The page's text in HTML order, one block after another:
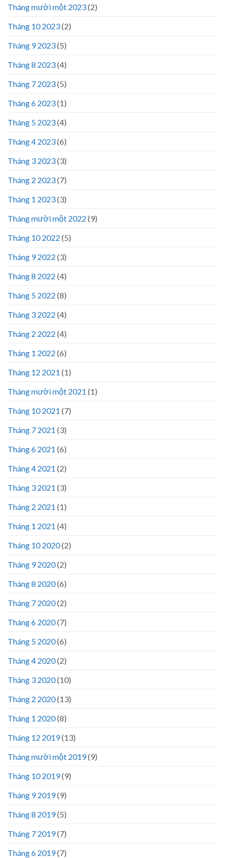
Tháng mười một 2023(2)
Tháng 10 2023(2)
Tháng 9 2023(5)
Tháng 8 2023(4)
Tháng 7 2023(5)
Tháng 6 2023(1)
Tháng 5 2023(4)
Tháng 4 2023(6)
Tháng 3 2023(3)
Tháng 2 2023(7)
Tháng 1 2023(3)
Tháng mười một 2022 (9)
Tháng 10 2022 (5)
Tháng 9 2022 (3)
Tháng 8 2022 (4)
Tháng 5 2022 (8)
Tháng 3 2022 (4)
Tháng 2 2022 (4)
Tháng 1 2022 (6)
Tháng 12 2021 (1)
Tháng mười một 2021 (1)
Tháng 10 2021 (7)
Tháng 7 2021 (3)
Tháng 6 2021 (6)
Tháng 4 2021 (2)
Tháng 3 2021 (3)
Tháng 2 2021 (1)
Tháng 1 2021 (4)
Tháng 10 2020(2)
Tháng 9 2020(2)
Tháng 8 2020(6)
Tháng 7 2020(2)
Tháng 6 2020(7)
Tháng 5 2020(6)
Tháng 4 2020(2)
Tháng 3 2020(10)
Tháng 2 2020(13)
Tháng 1 2020(8)
Tháng 12 2019(13)
Tháng mười một 2019(9)
Tháng 10 2019(9)
Tháng 9 2019(9)
Tháng 8 2019(5)
Tháng 7 2019(7)
Tháng 6 2019(7)